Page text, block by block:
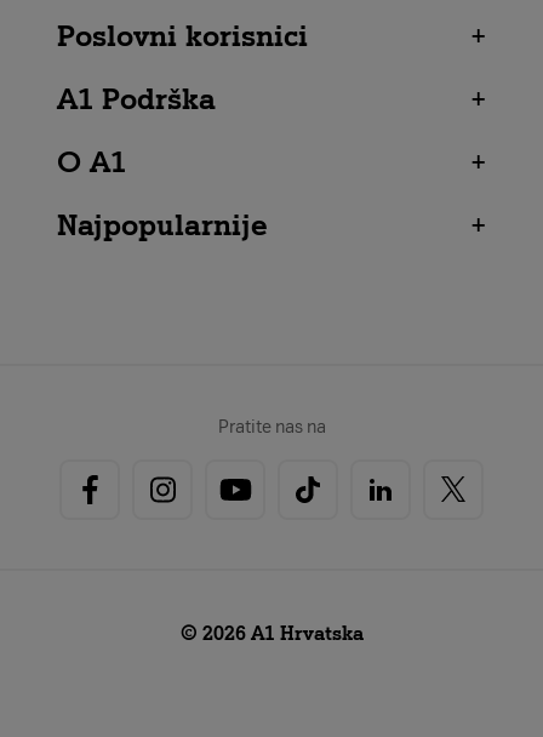
Poslovni korisnici
+
A1 Podrška
+
O A1
+
Najpopularnije
+
Pratite nas na
© 2026 A1 Hrvatska